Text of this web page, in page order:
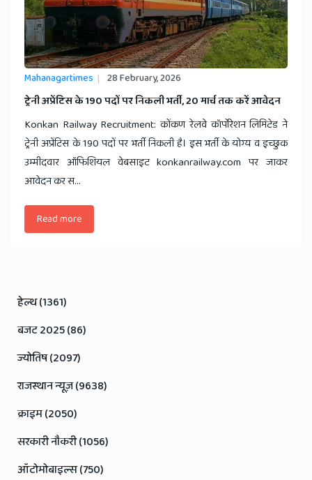
Mahanagartimes 28 February, 2026
​ट्रेनी अप्रेंटिस के 190 पदों पर निकली भर्ती, 20 मार्च तक करें आवेदन
Konkan Railway Recruitment: कोंकण रेलवे कॉर्पोरेशन लिमिटेड ने
ट्रेनी अप्रेंटिस के 190 पदों पर भर्ती निकली है। इस भर्ती के योग्य व इच्छुक
उम्मीदवार ऑफिशियल वेबसाइट konkanrailway.com पर जाकर
आवेदन कर स...
Read more
हेल्थ (1361)
बजट 2025 (86)
ज्योतिष (2097)
राजस्थान न्यूज़ (9638)
क्राइम (2050)
सरकारी नौकरी (1056)
ऑटोमोबाइल्स (750)